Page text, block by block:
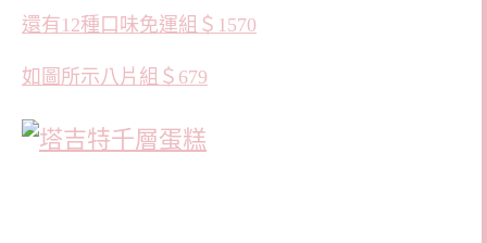
還有12種口味免運組＄1570
如圖所示八片組＄679